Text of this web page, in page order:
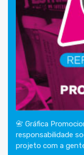
📇 Gráfica
responsabilidade
projeto com a